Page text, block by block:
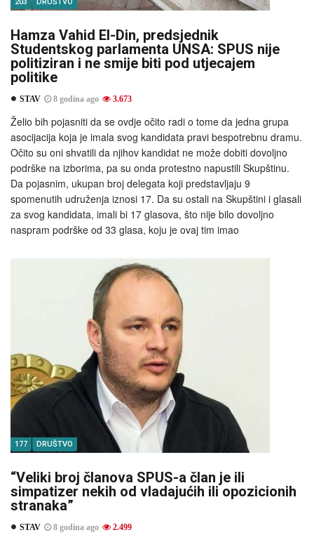
Hamza Vahid El-Din, predsjednik
Studentskog parlamenta UNSA: SPUS nije
politiziran i ne smije biti pod utjecajem
politike
STAV 8 godina ago 3.673
Želio bih pojasniti da se ovdje očito radi o tome da jedna grupa
asocijacija koja je imala svog kandidata pravi bespotrebnu dramu.
Očito su oni shvatili da njihov kandidat ne može dobiti dovoljno
podrške na izborima, pa su onda protestno napustili Skupštinu.
Da pojasnim, ukupan broj delegata koji predstavljaju 9
spomenutih udruženja iznosi 17. Da su ostali na Skupštini i glasali
za svog kandidata, imali bi 17 glasova, što nije bilo dovoljno
naspram podrške od 33 glasa, koju je ovaj tim imao
177 DRUŠTVO
“Veliki broj članova SPUS-a član je ili
simpatizer nekih od vladajućih ili opozicionih
stranaka”
STAV 8 godina ago 2.499